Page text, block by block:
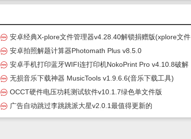
安卓经典X-plore文件管理器v4.28.40解锁捐赠版(xplore文件
管理器破解版)
安卓拍照解题计算器Photomath Plus v8.5.0
安卓手机打印蓝牙WIFI连打印机NokoPrint Pro v4.10.8破解
解锁高级版
无损音乐下载神器 MusicTools v1.9.6.6(音乐下载工具)
OCCT硬件电压功耗测试软件v10.1.7绿色单文件版
广告自动跳过李跳跳派大星v2.0.1最值得更新的